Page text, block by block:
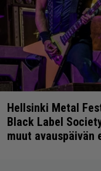
Hellsinki Metal
Black Label
muut avauspäivän